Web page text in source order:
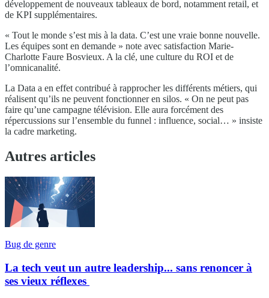
développement de nouveaux tableaux de bord, notamment retail, et
de KPI supplémentaires.
« Tout le monde s’est mis à la data. C’est une vraie bonne nouvelle.
Les équipes sont en demande » note avec satisfaction Marie-
Charlotte Faure Bosvieux. A la clé, une culture du ROI et de
l’omnicanalité.
La Data a en effet contribué à rapprocher les différents métiers, qui
réalisent qu’ils ne peuvent fonctionner en silos. « On ne peut pas
faire qu’une campagne télévision. Elle aura forcément des
répercussions sur l’ensemble du funnel : influence, social… » insiste
la cadre marketing.
Autres articles
Bug de genre
La tech veut un autre leadership... sans renoncer à
ses vieux réflexes